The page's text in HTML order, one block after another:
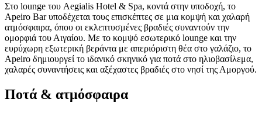
Στο lounge του Aegialis Hotel & Spa, κοντά στην υποδοχή, το
Apeiro Bar υποδέχεται τους επισκέπτες σε μια κομψή και χαλαρή
ατμόσφαιρα, όπου οι εκλεπτυσμένες βραδιές συναντούν την
ομορφιά του Αιγαίου. Με το κομψό εσωτερικό lounge και την
ευρύχωρη εξωτερική βεράντα με απεριόριστη θέα στο γαλάζιο, το
Apeiro δημιουργεί το ιδανικό σκηνικό για ποτά στο ηλιοβασίλεμα,
χαλαρές συναντήσεις και αξέχαστες βραδιές στο νησί της Αμοργού.
Ποτά & ατμόσφαιρα